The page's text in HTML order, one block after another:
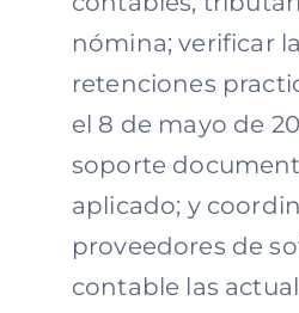
nómina; verificar
retenciones
el 8 de mayo de
soporte
aplicado; y
proveedores de
contable las